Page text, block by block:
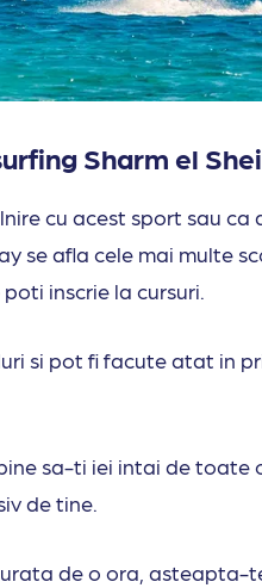
Sharm el
cu acest sport sau
se afla cele mai multe
inscrie la cursuri.
si pot fi facute atat in
sa-ti iei intai de toate
de tine.
de o ora, asteapta-